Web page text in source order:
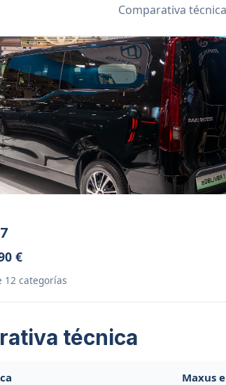
Comparativa
€
12 categorías
técnica
Maxus